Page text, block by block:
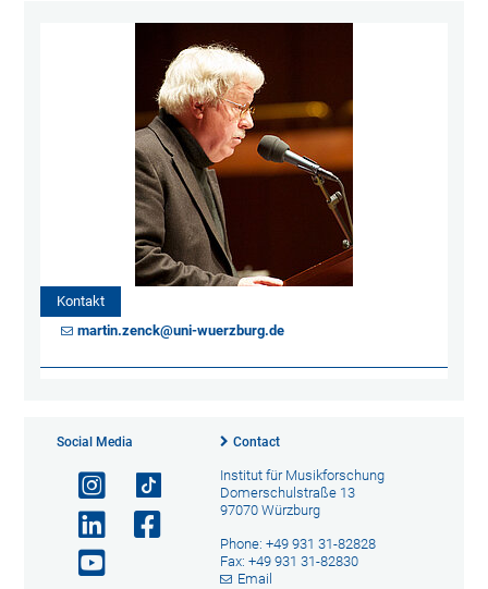
Kontakt
martin.zenck@uni-wuerzburg.de
Social Media Contact
Institut für Musikforschung
Domerschulstraße 13
97070 Würzburg
Phone: +49 931 31-82828
Fax: +49 931 31-82830
Email